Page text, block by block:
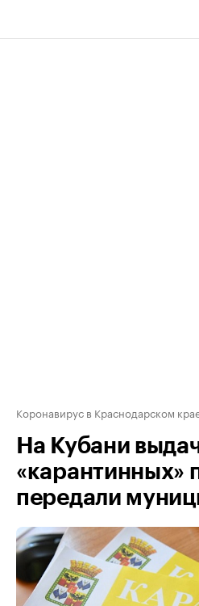
Коронавирус в Краснодарском
На Кубани
«карантинных»
передали